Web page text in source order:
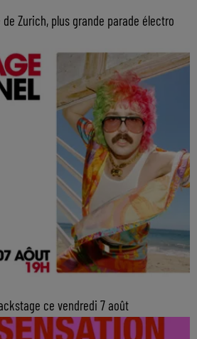
Zurich, plus grande parade électro
ce vendredi 7 août